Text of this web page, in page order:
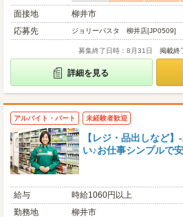
面接地
柳井市
応募先
ジョリーパスタ 柳井店[JP0509]
募集終了日時：8月31日 掲載終
詳細を見る
アルバイト・パート 未経験者歓迎
【レジ・品出しなど
い♪お仕事シンプルで
給与
時給1060円以上
勤務地
柳井市